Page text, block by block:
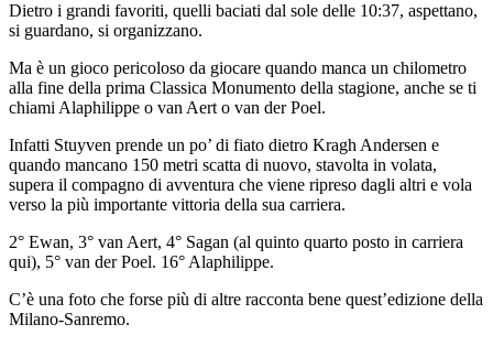
Dietro i grandi favoriti, quelli baciati dal sole delle 10:37, aspettano,
si guardano, si organizzano.
Ma è un gioco pericoloso da giocare quando manca un chilometro
alla fine della prima Classica Monumento della stagione, anche se ti
chiami Alaphilippe o van Aert o van der Poel.
Infatti Stuyven prende un po’ di fiato dietro Kragh Andersen e
quando mancano 150 metri scatta di nuovo, stavolta in volata,
supera il compagno di avventura che viene ripreso dagli altri e vola
verso la più importante vittoria della sua carriera.
2° Ewan, 3° van Aert, 4° Sagan (al quinto quarto posto in carriera
qui), 5° van der Poel. 16° Alaphilippe.
C’è una foto che forse più di altre racconta bene quest’edizione della
Milano-Sanremo.